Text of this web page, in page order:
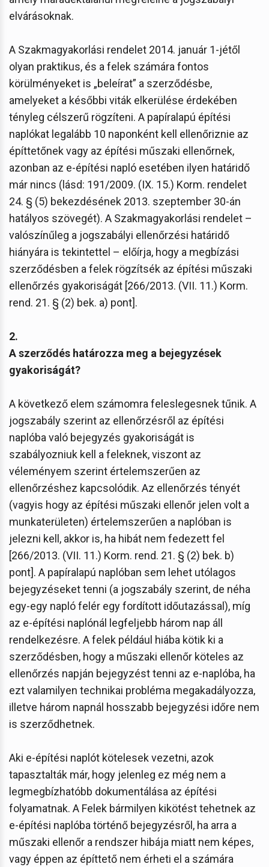
elvárásoknak.
A Szakmagyakorlási rendelet 2014. január 1-jétől
olyan praktikus, és a felek számára fontos
körülményeket is „beleírat” a szerződésbe,
amelyeket a későbbi viták elkerülése érdekében
tényleg célszerű rögzíteni. A papíralapú építési
naplókat legalább 10 naponként kell ellenőriznie az
építtetőnek vagy az építési műszaki ellenőrnek,
azonban az e-építési napló esetében ilyen határidő
már nincs (lásd: 191/2009. (IX. 15.) Korm. rendelet
24. § (5) bekezdésének 2013. szeptember 30-án
hatályos szövegét). A Szakmagyakorlási rendelet –
valószínűleg a jogszabályi ellenőrzési határidő
hiányára is tekintettel – előírja, hogy a megbízási
szerződésben a felek rögzítsék az építési műszaki
ellenőrzés gyakoriságát [266/2013. (VII. 11.) Korm.
rend. 21. § (2) bek. a) pont].
2.
A szerződés határozza meg a bejegyzések
gyakoriságát?
A következő elem számomra feleslegesnek tűnik. A
jogszabály szerint az ellenőrzésről az építési
naplóba való bejegyzés gyakoriságát is
szabályozniuk kell a feleknek, viszont az
véleményem szerint értelemszerűen az
ellenőrzéshez kapcsolódik. Az ellenőrzés tényét
(vagyis hogy az építési műszaki ellenőr jelen volt a
munkaterületen) értelemszerűen a naplóban is
jelezni kell, akkor is, ha hibát nem fedezett fel
[266/2013. (VII. 11.) Korm. rend. 21. § (2) bek. b)
pont]. A papíralapú naplóban sem lehet utólagos
bejegyzéseket tenni (a jogszabály szerint, de néha
egy-egy napló felér egy fordított időutazással), míg
az e-építési naplónál legfeljebb három nap áll
rendelkezésre. A felek például hiába kötik ki a
szerződésben, hogy a műszaki ellenőr köteles az
ellenőrzés napján bejegyzést tenni az e-naplóba, ha
ezt valamilyen technikai probléma megakadályozza,
illetve három napnál hosszabb bejegyzési időre nem
is szerződhetnek.
Aki e-építési naplót kötelesek vezetni, azok
tapasztalták már, hogy jelenleg ez még nem a
legmegbízhatóbb dokumentálása az építési
folyamatnak. A Felek bármilyen kikötést tehetnek az
e-építési naplóba történő bejegyzésről, ha arra a
műszaki ellenőr a rendszer hibája miatt nem képes,
vagy éppen az építtető nem érheti el a számára